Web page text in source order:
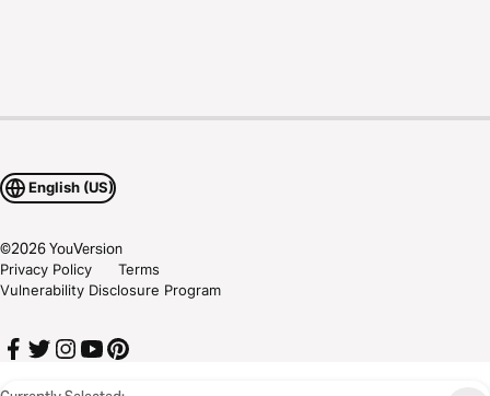
English (US)
©2026YouVersion
Privacy Policy
Terms
Vulnerability Disclosure Program